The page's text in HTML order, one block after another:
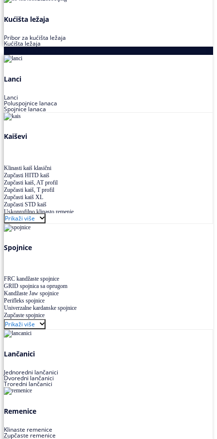
Kućišta ležaja
Pribor za kućišta ležaja
Kućišta ležaja
Lanci
Lanci
Poluspojnice lanaca
Spojnice lanaca
Kaiševi
Klinasti kaiš klasični
Zupčasti HITD kaiš
Zupčasti kaiš, AT profil
Zupčasti kaiš, T profil
Zupčasti kaiš XL
Zupčasti STD kaiš
Uskoprofilno klinasto remenje
Uskoprofilno klinasto remenje spojeno
Uskoprofilno klinasto remenje XP extra power
Višekanalno remenje PJ,PK
Prikaži više
Spojnice
FRC kandžaste spojnice
GRID spojnica sa oprugom
Kandžaste Jaw spojnice
Perifleks spojnice
Univerzalne kardanske spojnice
Zupčaste spojnice
Prikaži više
Lančanici
Jednoredni lančanici
Dvoredni lančanici
Troredni lančanici
Remenice
Klinaste remenice
Zupčaste remenice